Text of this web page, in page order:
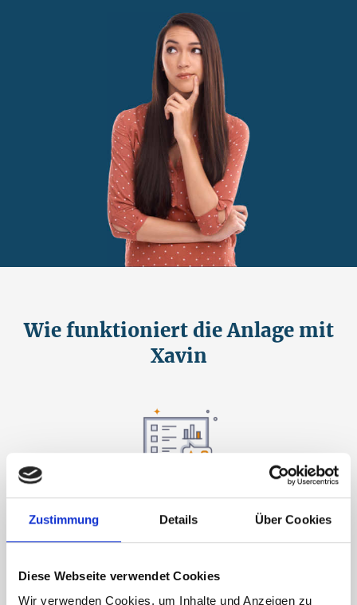
Zustimmung Details Über Cookies
Diese Webseite verwendet Cookies
Wir verwenden Cookies, um Inhalte und Anzeigen zu
Wie funktioniert die Anlage mit
Xavin
Melden Sie sich konstenlos an und wählen Sie ein
Projekt aus, welches Sie unterstützen wollen.